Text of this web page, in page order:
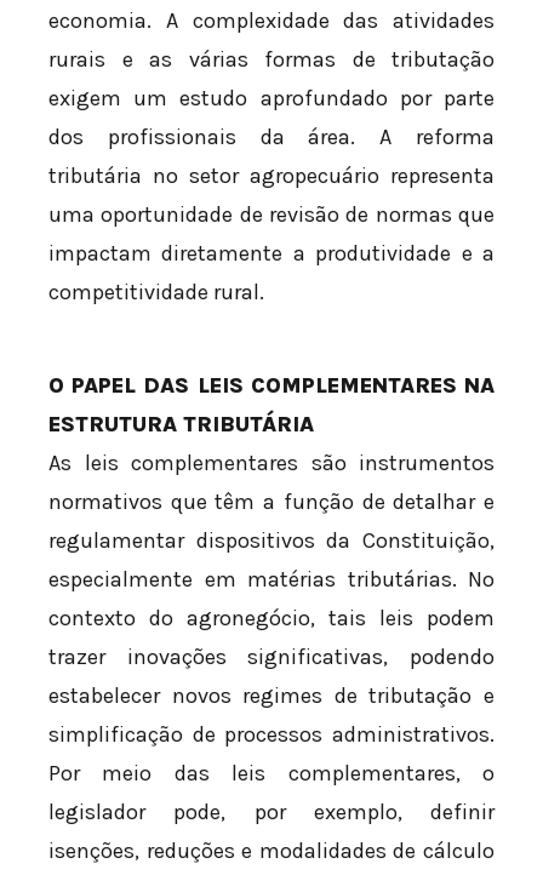
economia. A complexidade das atividades
rurais e as várias formas de tributação
exigem um estudo aprofundado por parte
dos profissionais da área. A reforma
tributária no setor agropecuário representa
uma oportunidade de revisão de normas que
impactam diretamente a produtividade e a
competitividade rural.
O PAPEL DAS LEIS COMPLEMENTARES NA
ESTRUTURA TRIBUTÁRIA
As leis complementares são instrumentos
normativos que têm a função de detalhar e
regulamentar dispositivos da Constituição,
especialmente em matérias tributárias. No
contexto do agronegócio, tais leis podem
trazer inovações significativas, podendo
estabelecer novos regimes de tributação e
simplificação de processos administrativos.
Por meio das leis complementares, o
legislador pode, por exemplo, definir
isenções, reduções e modalidades de cálculo